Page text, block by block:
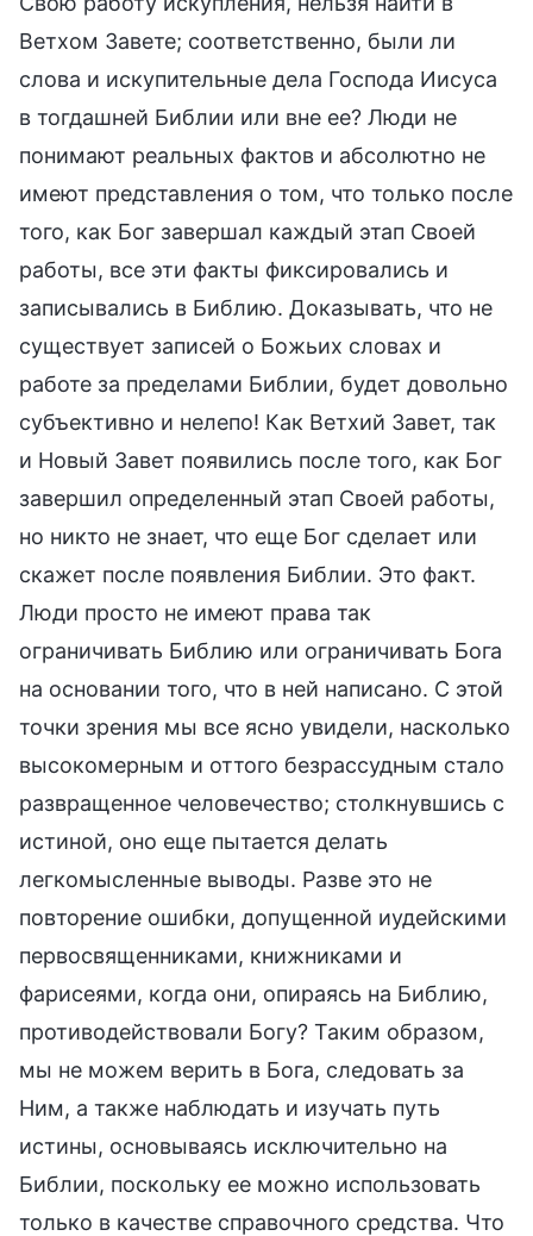
Ветхом Завете; соответственно, были ли
слова и искупительные дела Господа Иисуса
в тогдашней Библии или вне ее? Люди не
понимают реальных фактов и абсолютно не
имеют представления о том, что только после
того, как Бог завершал каждый этап Своей
работы, все эти факты фиксировались и
записывались в Библию. Доказывать, что не
существует записей о Божьих словах и
работе за пределами Библии, будет довольно
субъективно и нелепо! Как Ветхий Завет, так
и Новый Завет появились после того, как Бог
завершил определенный этап Своей работы,
но никто не знает, что еще Бог сделает или
скажет после появления Библии. Это факт.
Люди просто не имеют права так
ограничивать Библию или ограничивать Бога
на основании того, что в ней написано. С этой
точки зрения мы все ясно увидели, насколько
высокомерным и оттого безрассудным стало
развращенное человечество; столкнувшись с
истиной, оно еще пытается делать
легкомысленные выводы. Разве это не
повторение ошибки, допущенной иудейскими
первосвященниками, книжниками и
фарисеями, когда они, опираясь на Библию,
противодействовали Богу? Таким образом,
мы не можем верить в Бога, следовать за
Ним, а также наблюдать и изучать путь
истины, основываясь исключительно на
Библии, поскольку ее можно использовать
только в качестве справочного средства. Что